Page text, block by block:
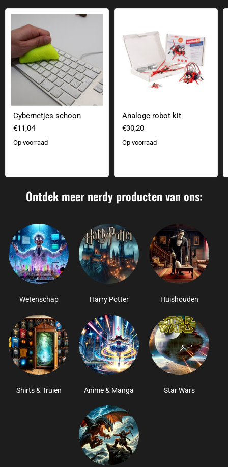
Cybernetjes schoon
€11,04
Op voorraad
Analoge robot kit
€30,20
Op voorraad
Ontdek meer nerdy producten van ons:
Wetenschap Harry Potter Huishouden
Shirts & Truien Anime & Manga Star Wars